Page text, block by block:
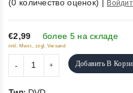
out
of
5
(0 количество оценок) |
€2,99 более 5 на складе
inkl. Mwst., zzgl. Versand
Добавить В